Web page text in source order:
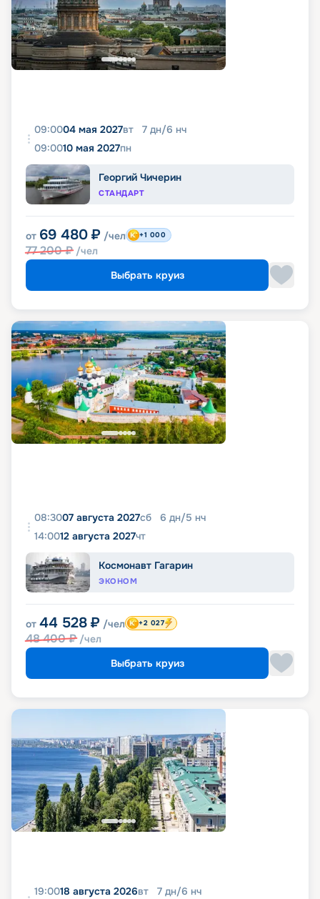
09:0004 мая 2027вт 7 дн/6 нч
09:0010 мая 2027пн
Георгий Чичерин
СТАНДАРТ
от 69 480 ₽ /чел
77 200₽ /чел
+1 000
Выбрать круиз
08:3007 августа 2027сб 6 дн/5 нч
14:0012 августа 2027чт
Космонавт Гагарин
ЭКОНОМ
от 44 528 ₽ /чел
48 400₽ /чел
+2 027
Выбрать круиз
19:0018 августа 2026вт 7 дн/6 нч